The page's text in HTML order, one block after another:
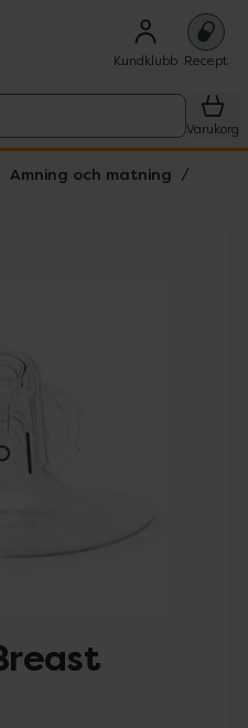
Kundklubb Recept
Varukorg
Amning och matning